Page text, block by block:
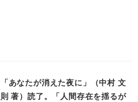
「あなたが消えた夜に」（中村 文
則 著）読了。「人間存在を揺るが